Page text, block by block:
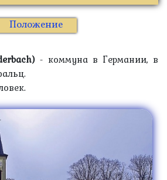
Положение
- коммуна в Германии, в